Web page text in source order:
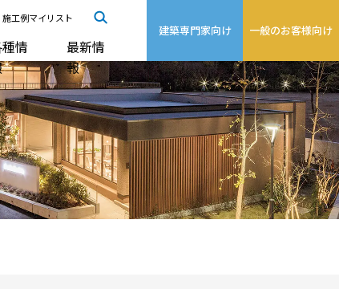
施工例マイリスト
情
最新情
報
建築専門家向け 一般のお客様向け